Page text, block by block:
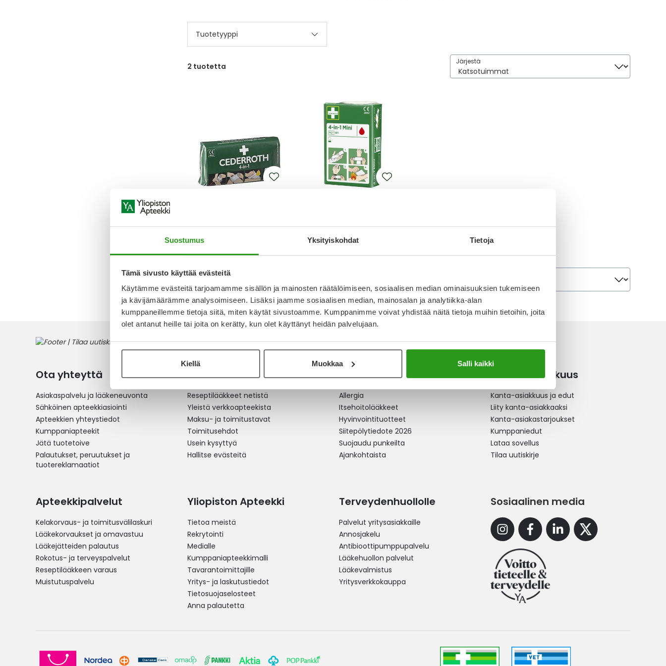
Suostumus Yksityiskohdat Tietoja
Tämä sivusto käyttää evästeitä
Käytämme evästeitä tarjoamamme sisällön ja mainosten räätälöimiseen, sosiaalisen median ominaisuuksien tukemiseen
ja kävijämäärämme analysoimiseen. Lisäksi jaamme sosiaalisen median, mainosalan ja analytiikka-alan
kumppaneillemme tietoja siitä, miten käytät sivustoamme. Kumppanimme voivat yhdistää näitä tietoja muihin tietoihin, joita
olet antanut heille tai joita on kerätty, kun olet käyttänyt heidän palvelujaan.
Kiellä Muokkaa Salli kaikki
Tuotetyyppi
2 tuotetta
Järjestä
Järjestä
11,90 € 6,60 €
Ota yhteyttä
Asiakaspalvelu ja lääkeneuvonta
Sähköinen apteekkiasiointi
Apteekkien yhteystiedot
Kumppaniapteekit
Jätä tuotetoive
Palautukset, peruutukset ja
tuotereklamaatiot
Verkkoapteekki
Reseptilääkkeet netistä
Yleistä verkkoapteekista
Maksu- ja toimitustavat
Toimitusehdot
Usein kysyttyä
Hallitse evästeitä
Ajankohtaista
Allergia
Itsehoitolääkkeet
Hyvinvointituotteet
Siitepölytiedote 2026
Suojaudu punkeilta
Ajankohtaista
Kanta-asiakkuus
Kanta-asiakkuus ja edut
Liity kanta-asiakkaaksi
Kanta-asiakastarjoukset
Kumppaniedut
Lataa sovellus
Tilaa uutiskirje
Apteekkipalvelut
Kelakorvaus- ja toimitusvälilaskuri
Lääkekorvaukset ja omavastuu
Lääkejätteiden palautus
Rokotus- ja terveyspalvelut
Reseptilääkkeen varaus
Muistutuspalvelu
Yliopiston Apteekki
Tietoa meistä
Rekrytointi
Medialle
Kumppaniapteekkimalli
Tavarantoimittajille
Yritys- ja laskutustiedot
Tietosuojaselosteet
Anna palautetta
Terveydenhuollolle
Palvelut yritysasiakkaille
Annosjakelu
Antibioottipumppupalvelu
Lääkehuollon palvelut
Lääkevalmistus
Yritysverkkokauppa
Sosiaalinen media
InstagramFacebookLinkedinX